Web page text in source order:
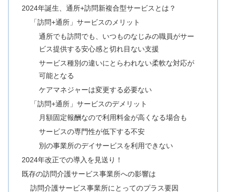
2024年誕生、通所+訪問新複合型サービスとは？
「訪問+通所」サービスのメリット
通所でも訪問でも、いつものなじみの職員がサー
ビス提供する安心感と切れ目ない支援
サービス種別の違いにとらわれない柔軟な対応が
可能となる
ケアマネジャーは変更する必要ない
「訪問+通所」サービスのデメリット
月額固定報酬なので利用料金が高くなる場合も
サービスの専門性が低下する不安
別の事業所のデイサービスを利用できない
2024年改正での導入を見送り！
既存の訪問介護サービス事業所への影響は
訪問介護サービス事業所にとってのプラス要因